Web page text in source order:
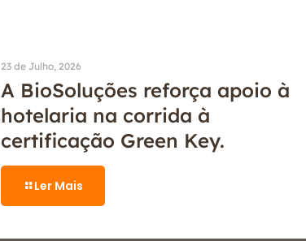
23 de Julho, 2026
A BioSoluções reforça apoio à
hotelaria na corrida à
certificação Green Key.
Ler Mais